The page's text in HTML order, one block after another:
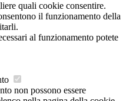
quali cookie consentire.
il funzionamento della
al funzionamento potete
non possono essere